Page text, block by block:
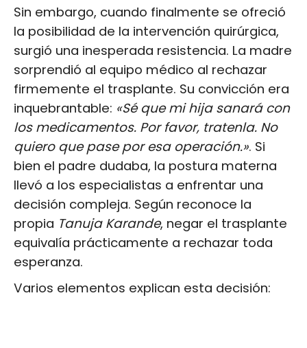
Sin embargo, cuando finalmente se ofreció
la posibilidad de la intervención quirúrgica,
surgió una inesperada resistencia. La madre
sorprendió al equipo médico al rechazar
firmemente el trasplante. Su convicción era
inquebrantable: «Sé que mi hija sanará con
los medicamentos. Por favor, tratenla. No
quiero que pase por esa operación.». Si
bien el padre dudaba, la postura materna
llevó a los especialistas a enfrentar una
decisión compleja. Según reconoce la
propia Tanuja Karande, negar el trasplante
equivalía prácticamente a rechazar toda
esperanza.
Varios elementos explican esta decisión: